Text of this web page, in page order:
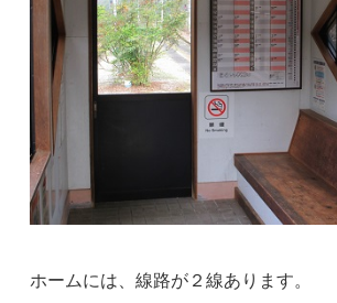
ホームには、線路が２線あります。